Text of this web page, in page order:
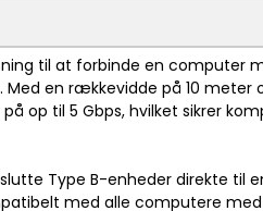
til at forbinde en computer
en rækkevidde på 10 meter
op til 5 Gbps, hvilket sikrer
Type B-enheder direkte til
med alle computere med